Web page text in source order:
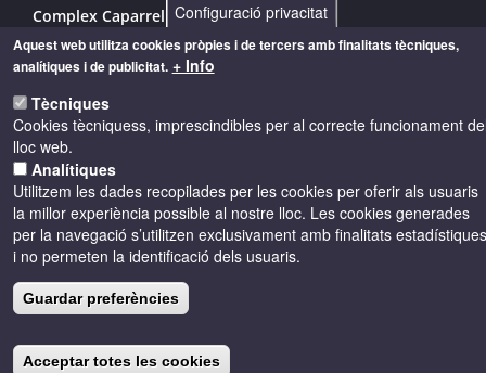
Complex Caparrella, 97 25192 - Lleida
info@costersdelsegre.es
© Copyright 2026 - Drets reservats
Accessibilitat Avís legal Cookies
Política de privacitat
Configuració privacitat
Aquest web utilitza cookies pròpies i de tercers amb finalitats tècniques,
analítiques i de publicitat. + Info
Tècniques
Cookies tècniquess, imprescindibles per al correcte funcionament
lloc web.
Analítiques
Utilitzem les dades recopilades per les cookies per oferir als usuaris
la millor experiència possible al nostre lloc. Les cookies generades
per la navegació s’utilitzen exclusivament amb finalitats estadístiques
i no permeten la identificació dels usuaris.
Guardar preferències
Acceptar totes les cookies